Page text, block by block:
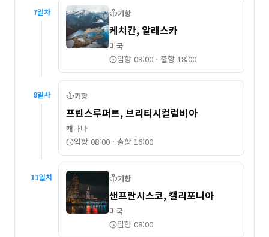
7일차 기항
케치칸, 알래스카
미국
입항 09:00 · 출항 18:00
8일차 기항
프린스루퍼트, 브리티시컬럼비아
캐나다
입항 08:00 · 출항 16:00
11일차 기항
샌프란시스코, 캘리포니아
미국
입항 08:00